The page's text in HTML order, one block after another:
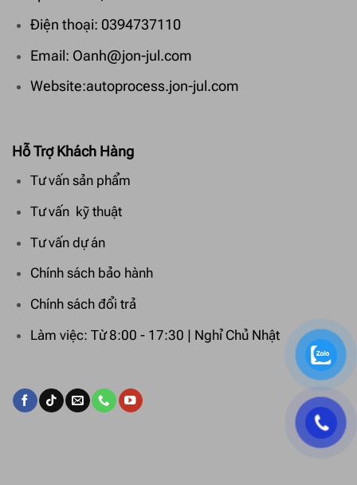
Điện thoại: 0394737110
Email: Oanh@jon-jul.com
Website:autoprocess.jon-jul.com
Hỗ Trợ Khách Hàng
Tư vấn sản phẩm
Tư vấn kỹ thuật
Tư vấn dự án
Chính sách bảo hành
Chính sách đổi trả
Làm việc: Từ 8:00 - 17:30 | Nghỉ Chủ Nhật